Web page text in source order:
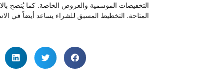
التخفيضات الموسمية والعروض الخاصة. كما يُنصح
المتاحة. التخطيط المسبق للشراء يساعد أيضاً في